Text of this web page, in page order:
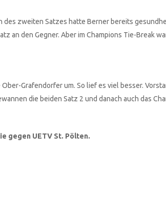
des zweiten Satzes hatte Berner bereits
an den Gegner. Aber im Champions Tie-Break
Grafendorfer um. So lief es viel besser.
die beiden Satz 2 und danach auch das
gegen UETV St. Pölten.